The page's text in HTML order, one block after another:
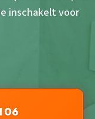
inschakelt voor
06